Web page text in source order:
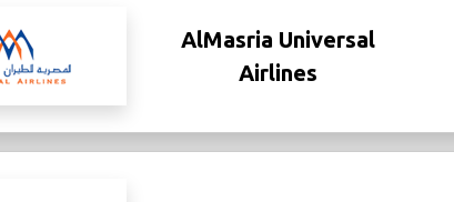
AlMasria Universal
Airlines